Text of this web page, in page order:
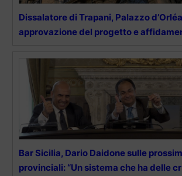
Dissalatore di Trapani, Palazzo
approvazione del progetto e
Bar Sicilia, Dario Daidone sulle
provinciali: “Un sistema che ha delle